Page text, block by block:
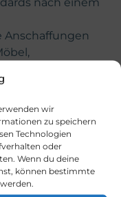
wir
zu speichern
Technologien
oder
Wenn du deine
können bestimmte
Anschaffungen
nur
bestimmten